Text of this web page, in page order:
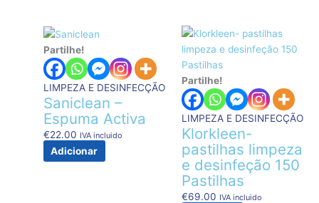
Partilhe!
LIMPEZA E DESINFECÇÃO
Saniclean –
Espuma Activa
€22.00 IVA incluido
Adicionar
Partilhe!
LIMPEZA E DESINFECÇÃO
Klorkleen-
pastilhas limpeza
e desinfeção 150
Pastilhas
€69.00 IVA incluido